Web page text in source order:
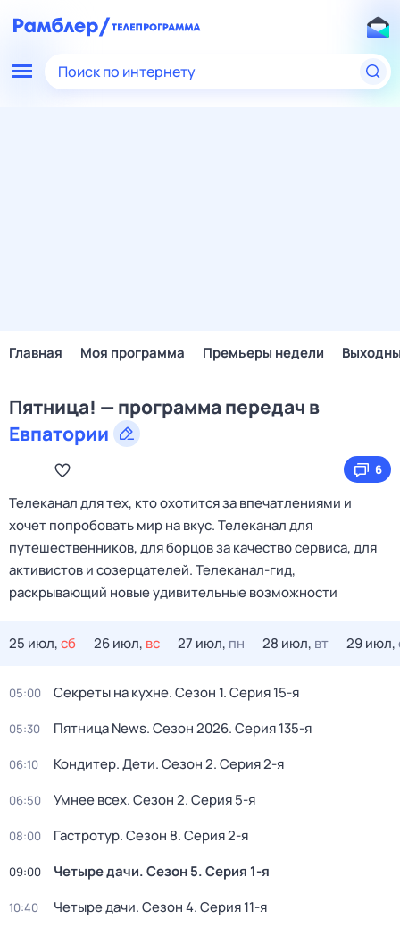
Поиск по интернету
Главная Моя программа Премьеры недели
Пятница! — программа передач в
Евпатории
6
Телеканал для тех, кто охотится за впечатлениями и
хочет попробовать мир на вкус. Телеканал для
путешественников, для борцов за качество сервиса, для
активистов и созерцателей. Телеканал-гид,
раскрывающий новые удивительные возможности
25 июл,сб 26 июл, вс 27 июл, пн 28 июл, вт 29 июл,
05:00 Секреты на кухне. Сезон 1. Серия 15-я
05:30 Пятница News. Сезон 2026. Серия 135-я
06:10 Кондитер. Дети. Сезон 2. Серия 2-я
06:50 Умнее всех. Сезон 2. Серия 5-я
08:00 Гастротур. Сезон 8. Серия 2-я
09:00 Четыре дачи. Сезон 5. Серия 1-я
10:40 Четыре дачи. Сезон 4. Серия 11-я